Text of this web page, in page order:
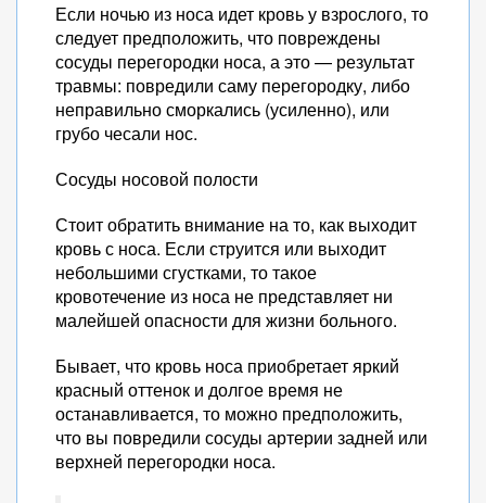
Если ночью из носа идет кровь у взрослого, то
следует предположить, что повреждены
сосуды перегородки носа, а это — результат
травмы: повредили саму перегородку, либо
неправильно сморкались (усиленно), или
грубо чесали нос.
Сосуды носовой полости
Стоит обратить внимание на то, как выходит
кровь с носа. Если струится или выходит
небольшими сгустками, то такое
кровотечение из носа не представляет ни
малейшей опасности для жизни больного.
Бывает, что кровь носа приобретает яркий
красный оттенок и долгое время не
останавливается, то можно предположить,
что вы повредили сосуды артерии задней или
верхней перегородки носа.